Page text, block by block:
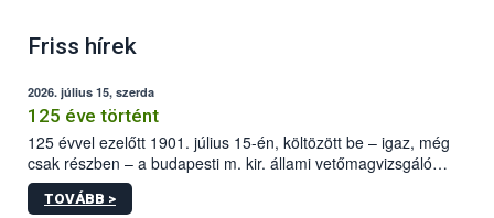
Friss hírek
2026. július 15, szerda
125 éve történt
125 évvel ezelőtt 1901. július 15-én, költözött be – igaz, még
csak részben – a budapesti m. kir. állami vetőmagvizsgáló
állomás a Kis Rókus utca 15. szám alatti, Czigler Győző által
tervezett új épületébe.
TOVÁBB >